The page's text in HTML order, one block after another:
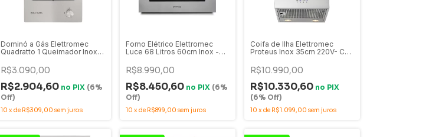
Dominó a Gás Elettromec
Quadratto 1 Queimador Inox
3ZEA
R$3.090,00
R$2.904,60 no PIX (6%
Off)
10 xde R$309,00 sem juros
Forno Elétrico Elettromec
Luce 68 Litros 60cm Inox -
R$8.990,00
R$8.450,60 no PIX (6%
Off)
10 xde R$899,00 sem juros
Coifa de Ilha Elettromec
Proteus Inox 35cm 220V- CFI-
R$10.990,00
R$10.330,60 no PIX
(6% Off)
10 xde R$1.099,00 sem juros